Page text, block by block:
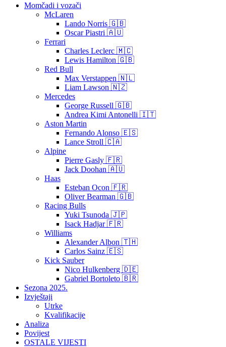
Momčadi i vozači
McLaren
Lando Norris 🇬🇧
Oscar Piastri 🇦🇺
Ferrari
Charles Leclerc 🇲🇨
Lewis Hamilton 🇬🇧
Red Bull
Max Verstappen 🇳🇱
Liam Lawson 🇳🇿
Mercedes
George Russell 🇬🇧
Andrea Kimi Antonelli 🇮🇹
Aston Martin
Fernando Alonso 🇪🇸
Lance Stroll 🇨🇦
Alpine
Pierre Gasly 🇫🇷
Jack Doohan 🇦🇺
Haas
Esteban Ocon 🇫🇷
Oliver Bearman 🇬🇧
Racing Bulls
Yuki Tsunoda 🇯🇵
Isack Hadjar 🇫🇷
Williams
Alexander Albon 🇹🇭
Carlos Sainz 🇪🇸
Kick Sauber
Nico Hulkenberg 🇩🇪
Gabriel Bortoleto 🇧🇷
Sezona 2025.
Izvještaji
Utrke
Kvalifikacije
Analiza
Povijest
OSTALE VIJESTI